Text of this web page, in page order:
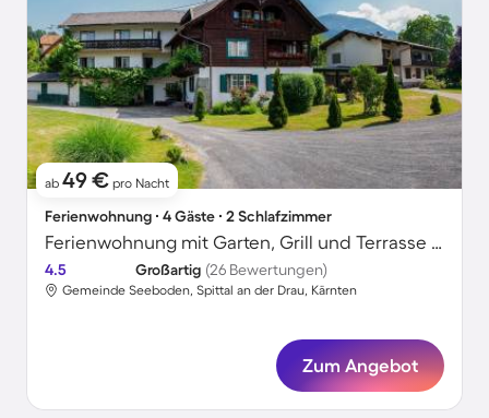
ab 49 € pro Nacht
Ferienwohnung ∙ 4 Gäste ∙ 2 Schlafzimmer
Ferienwohnung mit Garten, Grill und Terrasse | Seeblick
4.5 Großartig (26 Bewertungen)
Gemeinde Seeboden, Spittal an der Drau, Kärnten
Zum Angebot